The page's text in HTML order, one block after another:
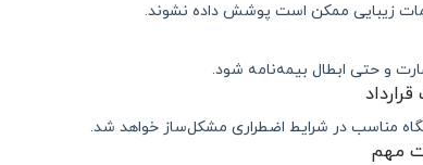
زیبایی ممکن است پوشش داده نشوند.
و حتی ابطال بیمه‌نامه شود.
مناسب در شرایط اضطراری مشکل‌ساز خواهد شد.